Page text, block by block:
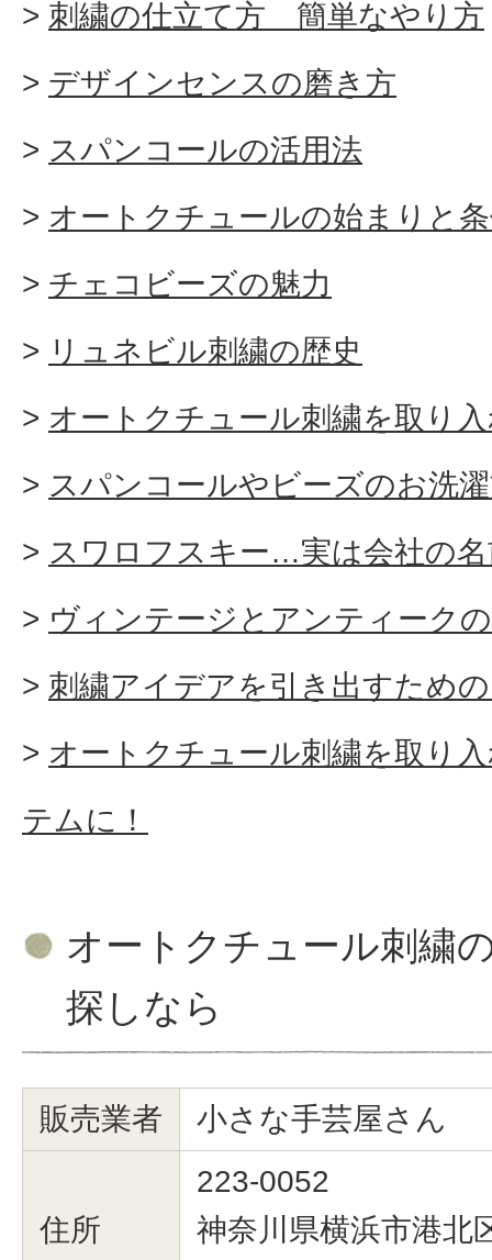
刺繍の仕立て方 簡単なやり方
デザインセンスの磨き方
スパンコールの活用法
オートクチュールの始まりと
チェコビーズの魅力
リュネビル刺繍の歴史
オートクチュール刺繍を取り
スパンコールやビーズのお洗
スワロフスキー…実は会社の
ヴィンテージとアンティーク
刺繍アイデアを引き出すため
オートクチュール刺繍を取り
テムに！
オートクチュール刺繍
探しなら
販売業者 小さな手芸屋さん
住所
223-0052
神奈川県横浜市港北